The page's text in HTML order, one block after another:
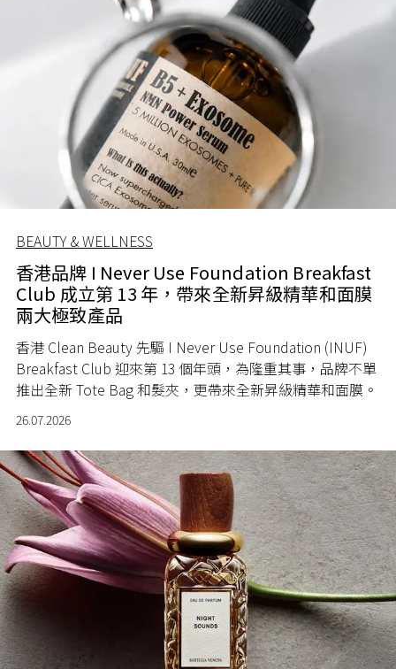
BEAUTY & WELLNESS
香港品牌 I Never Use Foundation Breakfast
Club 成立第 13 年，帶來全新昇級精華和面膜
兩大極致產品
香港 Clean Beauty 先驅 I Never Use Foundation (INUF)
Breakfast Club 迎來第 13 個年頭，為隆重其事，品牌不單
推出全新 Tote Bag 和髮夾，更帶來全新昇級精華和面膜。
26.07.2026